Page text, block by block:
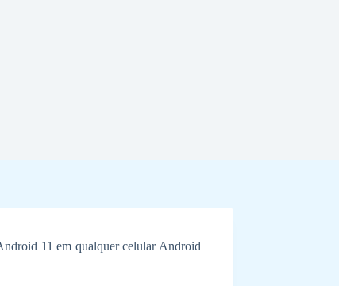
11 em qualquer celular Android